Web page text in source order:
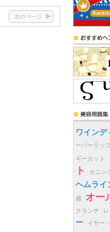
ワインデ
ーバーラッ
ギーカット
ト
セニン
ヘムライ
感
オー
クランチ
ー
イヤー